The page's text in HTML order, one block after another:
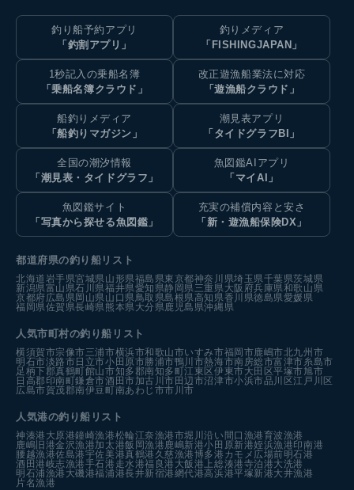
釣り船予約アプリ
「釣割アプリ」
釣りメディア
「FISHINGJAPAN」
1秒記入の乗船名簿
「乗船名簿クラウド」
改正遊漁船業法に対応
「遊漁船クラウド」
船釣りメディア
「船釣りマガジン」
潮見表アプリ
「タイドグラフBI」
全国の潮汐情報
「潮見表・タイドグラフ」
魚図鑑AIアプリ
「マイAI」
魚図鑑サイト
「写真から探せる魚図鑑」
充実の補償内容と安さ
「新・遊漁船保険DX」
都道府県の釣り船リスト
北海道岩手県宮城県山形県福島県東京都神奈川県埼玉県千葉県茨城県
新潟県富山県石川県福井県愛知県静岡県三重県大阪府兵庫県和歌山県
京都府広島県岡山県山口県鳥取県島根県高知県香川県徳島県愛媛県
福岡県佐賀県長崎県熊本県大分県鹿児島県沖縄県
人気市町村の釣り船リスト
横須賀市宗像市三浦市横浜市和歌山市いすみ市福岡市鹿嶋市北九州市
明石市淡路市 日立市小田原市勝浦市鴨川市熱海市南房総市富津市糸島市
足柄下郡真鶴町館山市知多郡南知多町江東区伊東市大田区平塚市旭市
日高郡印南町鎌倉市酒田市加古川市 田辺市沼津市小浜市品川区江戸川区
広島市賀茂郡南伊豆町南あわじ市市川市
人気港の釣り船リスト
神湊港 大原港鐘崎漁港松輪江奈漁港市堀川沿い 間口漁港育波漁港
鹿嶋旧港金沢漁港加太港飯岡漁港鹿嶋新港小田原新港姪浜漁港印南港
腰越漁港佐島港宇佐美港真鶴港 久慈漁港博多港カモメ広場前明石港
酒田港岐志漁港手石港 走水港福良港 大飯港 上総湊港寺泊港大洗港
明石浦漁港 大磯港福浦港長井新宿港網代港高浜港平塚新港大井漁港
片名漁港